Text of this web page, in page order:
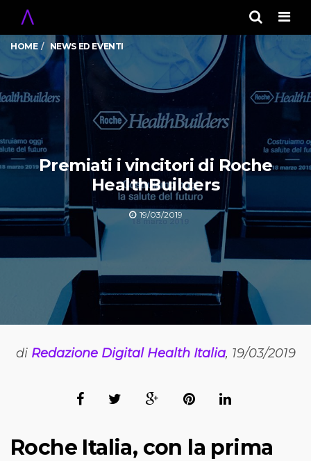
HOME NEWS ED EVENTI
Premiati i vincitori di Roche
HealthBuilders
19/03/2019
di Redazione Digital Health Italia, 19/03/2019
Roche Italia, con la prima